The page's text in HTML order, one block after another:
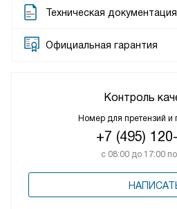
Техническая документация
Официальная гарантия
Контроль
Номер для претензий и
+7 (495)
с 08:00 до 17:00